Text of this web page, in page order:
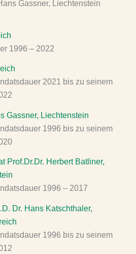
Gassner, Liechtenstein
1996 – 2022
2021 bis zu seinem
Gassner, Liechtenstein
1996 bis zu seinem
Prof.Dr.Dr. Herbert Batliner,
1996 – 2017
Dr. Hans Katschthaler,
1996 bis zu seinem